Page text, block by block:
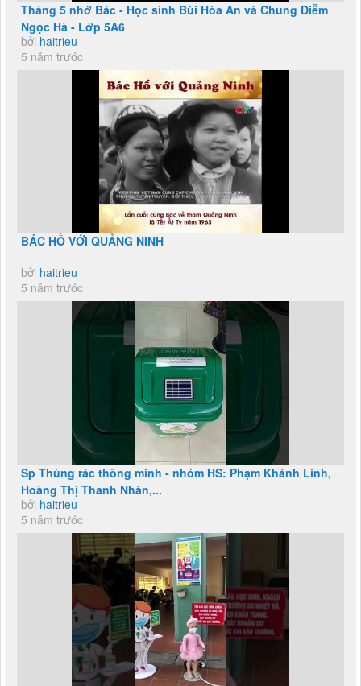
Tháng 5 nhớ Bác - Học sinh Bùi Hòa An và Chung Diễm
Ngọc Hà - Lớp 5A6
bởi haitrieu
5 năm trước
BÁC HỒ VỚI QUẢNG NINH
bởi haitrieu
5 năm trước
Sp Thùng rác thông minh - nhóm HS: Phạm Khánh Linh,
Hoàng Thị Thanh Nhàn,...
bởi haitrieu
5 năm trước